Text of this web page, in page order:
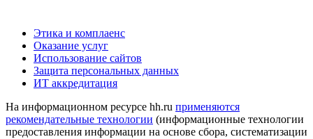
Этика и комплаенс
Оказание услуг
Использование сайтов
Защита персональных данных
ИТ аккредитация
На информационном ресурсе hh.ru применяются
рекомендательные технологии (информационные технологии
предоставления информации на основе сбора, систематизации